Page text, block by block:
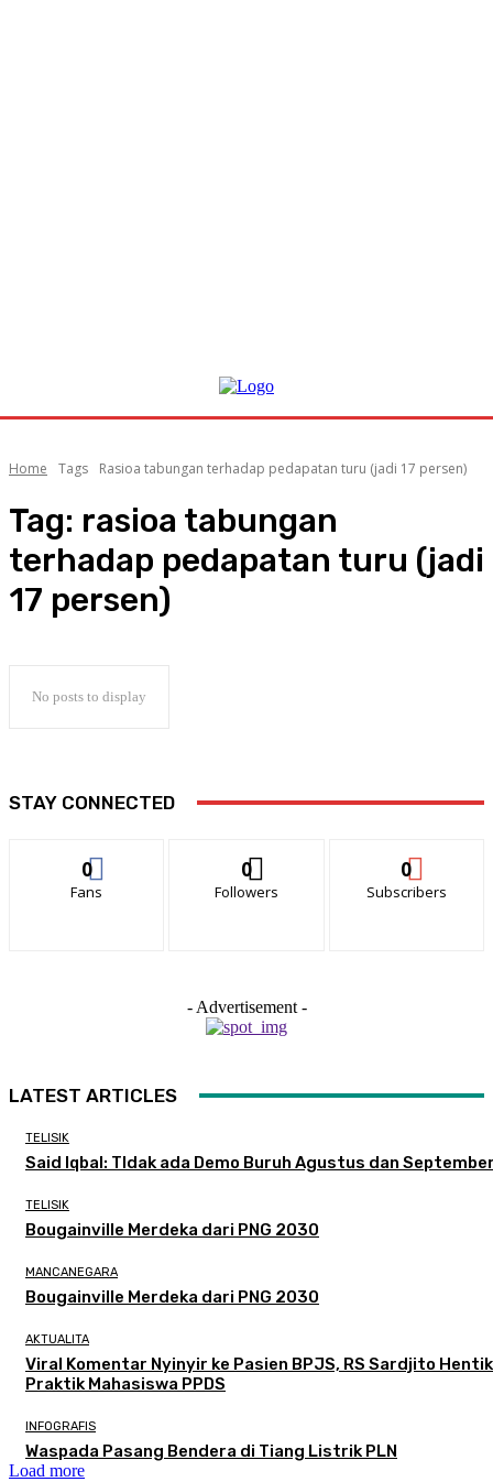
Home Tags Rasioa tabungan terhadap pedapatan turu (jadi 17 persen)
Tag: rasioa tabungan
terhadap pedapatan turu (jadi
17 persen)
No posts to display
STAY CONNECTED
0
Fans
0
Followers
0
Subscribers
- Advertisement -
LATEST ARTICLES
TELISIK
Said Iqbal: TIdak ada Demo Buruh Agustus dan
TELISIK
Bougainville Merdeka dari PNG 2030
MANCANEGARA
Bougainville Merdeka dari PNG 2030
AKTUALITA
Viral Komentar Nyinyir ke Pasien BPJS, RS Sardjito
Praktik Mahasiswa PPDS
INFOGRAFIS
Waspada Pasang Bendera di Tiang Listrik PLN
Load more